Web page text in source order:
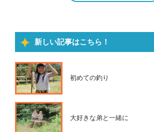
新しい記事はこちら！
初めての釣り
大好きな弟と一緒に